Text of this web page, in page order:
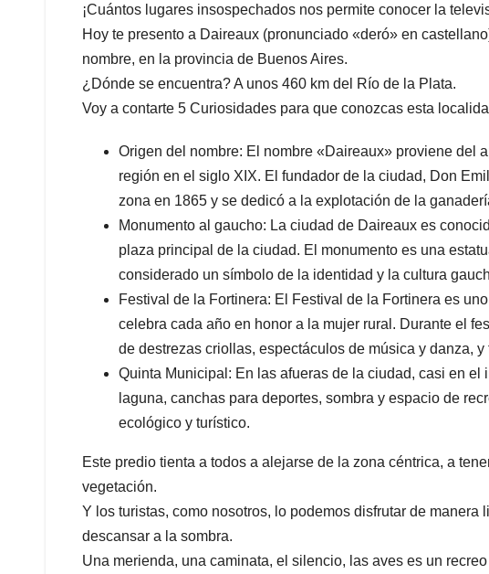
¡Cuántos lugares insospechados nos permite conocer la
Hoy te presento a Daireaux (pronunciado «deró» en
nombre, en la provincia de Buenos Aires.
¿Dónde se encuentra? A unos 460 km del Río de la Plata.
Voy a contarte 5 Curiosidades para que conozcas esta
Origen del nombre: El nombre «Daireaux» proviene del
región en el siglo XIX. El fundador de la ciudad, Don
zona en 1865 y se dedicó a la explotación de la
Monumento al gaucho: La ciudad de Daireaux es
plaza principal de la ciudad. El monumento es una
considerado un símbolo de la identidad y la cultura
Festival de la Fortinera: El Festival de la Fortinera es
celebra cada año en honor a la mujer rural. Durante el
de destrezas criollas, espectáculos de música y danza, y
Quinta Municipal: En las afueras de la ciudad, casi en
laguna, canchas para deportes, sombra y espacio de
ecológico y turístico.
Este predio tienta a todos a alejarse de la zona céntrica, a
vegetación.
Y los turistas, como nosotros, lo podemos disfrutar de
descansar a la sombra.
Una merienda, una caminata, el silencio, las aves es un